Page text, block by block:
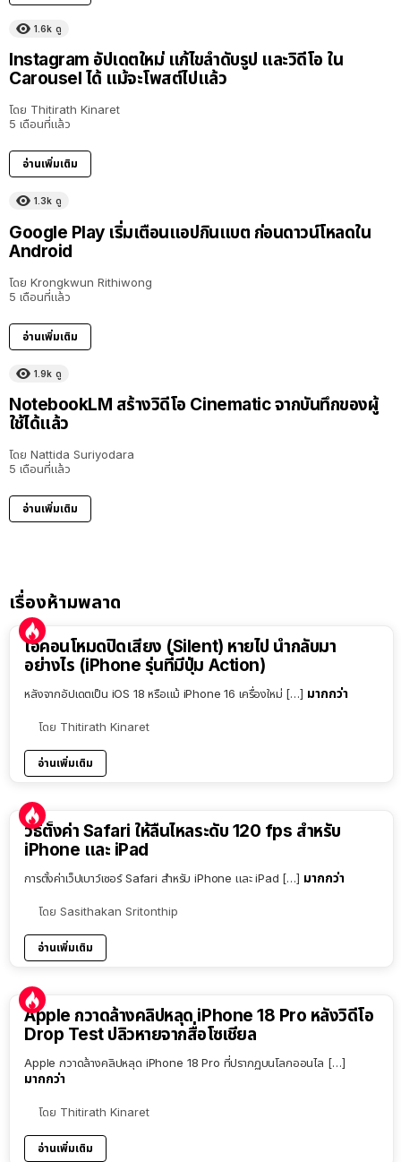
1.6k ดู
Instagram อัปเดตใหม่ แก้ไขลำดับรูป และวิดีโอ ใน
Carousel ได้ แม้จะโพสต์ไปแล้ว
โดย Thitirath Kinaret
5 เดือนที่แล้ว
อ่านเพิ่มเติม
1.3k ดู
Google Play เริ่มเตือนแอปกินแบต ก่อนดาวน์โหลดใน
Android
โดย Krongkwun Rithiwong
5 เดือนที่แล้ว
อ่านเพิ่มเติม
1.9k ดู
NotebookLM สร้างวิดีโอ Cinematic จากบันทึกของผู้
ใช้ได้แล้ว
โดย Nattida Suriyodara
5 เดือนที่แล้ว
อ่านเพิ่มเติม
เรื่องห้ามพลาด
ไอคอนโหมดปิดเสียง (Silent) หายไป นำกลับมา
อย่างไร (iPhone รุ่นที่มีปุ่ม Action)
หลังจากอัปเดตเป็น iOS 18 หรือแม้ iPhone 16 เครื่องใหม่ […] มากกว่า
โดย Thitirath Kinaret
อ่านเพิ่มเติม
วิธีตั้งค่า Safari ให้ลื่นไหลระดับ 120 fps สำหรับ
iPhone และ iPad
การตั้งค่าเว็ปเบาว์เซอร์ Safari สำหรับ iPhone และ iPad […] มากกว่า
โดย Sasithakan Sritonthip
อ่านเพิ่มเติม
Apple กวาดล้างคลิปหลุด iPhone 18 Pro หลังวิดีโอ
Drop Test ปลิวหายจากสื่อโซเชียล
Apple กวาดล้างคลิปหลุด iPhone 18 Pro ที่ปรากฏบนโลกออนไล […]
มากกว่า
โดย Thitirath Kinaret
อ่านเพิ่มเติม